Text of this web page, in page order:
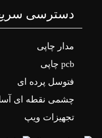
دسترسی
مدار چاپی
pcb چاپی
فتوسل پرده ای
چشمی نقطه ای
تجهیزات ویپ